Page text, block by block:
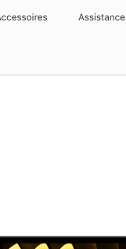
Assistance